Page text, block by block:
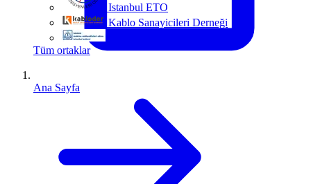
Istanbul ETO
Kablo Sanayicileri Derneği
Tüm ortaklar
Ana Sayfa